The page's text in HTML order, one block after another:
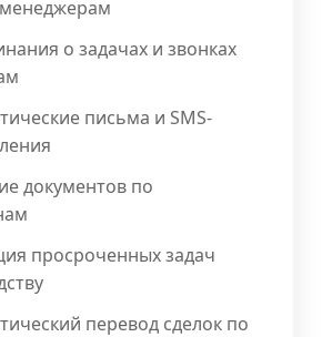
о задачах и звонках
письма и SMS-
документов по
просроченных задач
перевод сделок по